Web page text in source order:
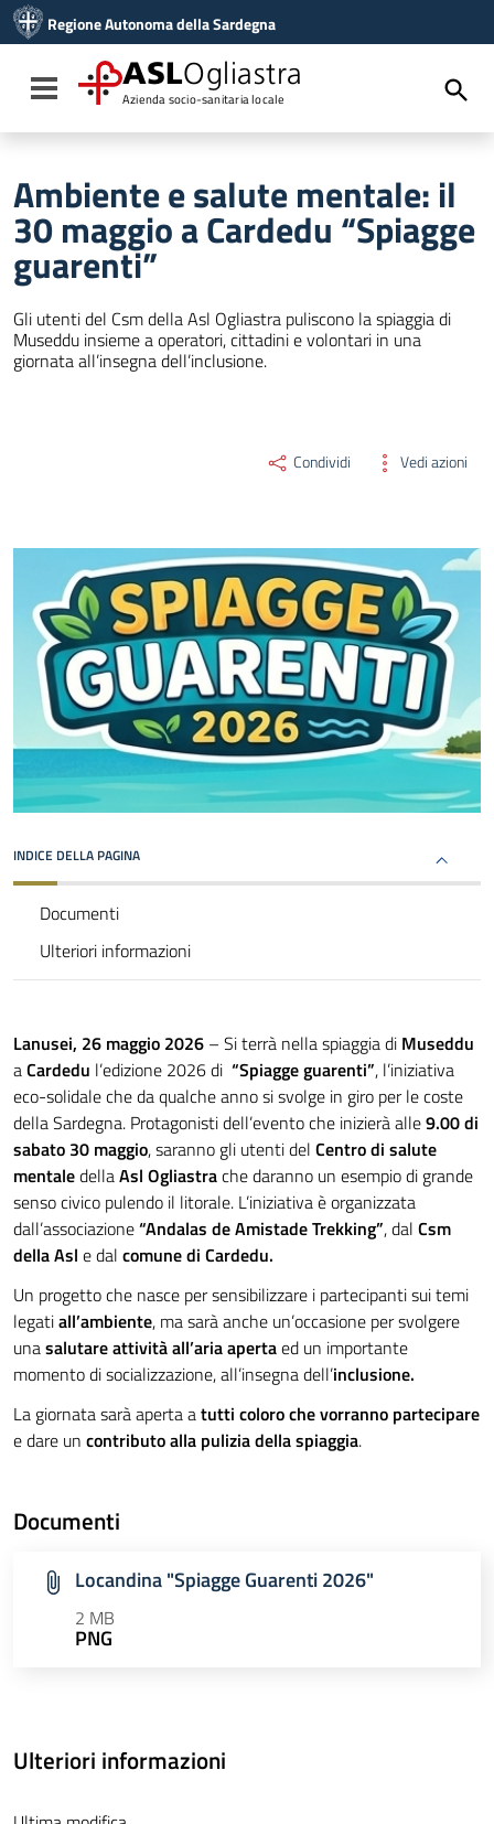
Vai al menu di navigazione
Vai al footer
Regione Autonoma della Sardegna
Toggle navigation
ASLOgliastra
Azienda socio-sanitaria locale
Ambiente e salute mentale: il
30 maggio a Cardedu “Spiagge
guarenti”
Gli utenti del Csm della Asl Ogliastra puliscono la spiaggia di
Museddu insieme a operatori, cittadini e volontari in una
giornata all’insegna dell’inclusione.
Condividi Vedi azioni
INDICE DELLA PAGINA
Documenti
Ulteriori informazioni
Lanusei, 26 maggio 2026 – Si terrà nella spiaggia di Museddu
aCardedu l’edizione 2026 di “Spiagge guarenti”, l’iniziativa
eco-solidale che da qualche anno si svolge in giro per le coste
della Sardegna. Protagonisti dell’evento che inizierà alle9.00 di
sabato 30 maggio, saranno gli utenti del Centro di salute
mentaledellaAsl Ogliastrache daranno un esempio di grande
senso civico pulendo il litorale. L’iniziativa è organizzata
dall’associazione“Andalas de Amistade Trekking”, dal Csm
della Asl e dal comune di Cardedu.
Un progetto che nasce per sensibilizzare i partecipanti sui temi
legatiall’ambiente, ma sarà anche un’occasione per svolgere
unasalutare attività all’aria apertaed un importante
momento di socializzazione, all’insegna dell’inclusione.
La giornata sarà aperta atutti coloro che vorranno partecipare
e dare un contributo alla pulizia della spiaggia.
Documenti
Locandina "Spiagge Guarenti 2026"
2 MB
PNG
Ulteriori informazioni